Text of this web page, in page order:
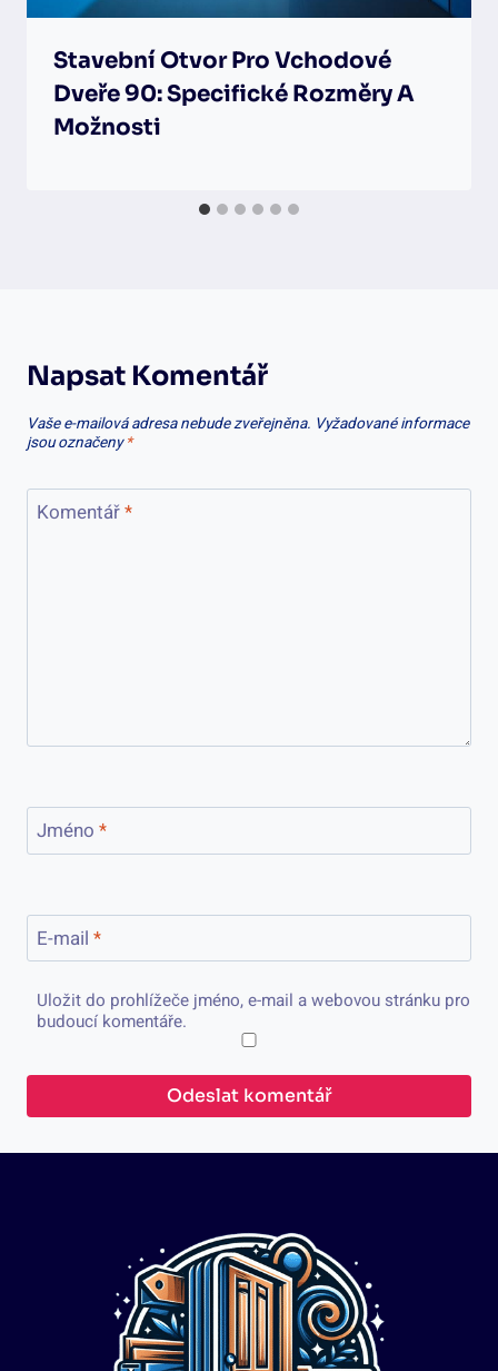
Stavební Otvor Pro Vchodové
Dveře 90: Specifické Rozměry A
Možnosti
Napsat Komentář
Vaše e-mailová adresa nebude zveřejněna. Vyžadované informace
jsou označeny*
Komentář*
Jméno *
E-mail *
Uložit do prohlížeče jméno, e-mail a webovou stránku pro
budoucí komentáře.